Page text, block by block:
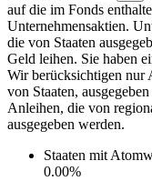
auf die im Fonds
Unternehmensaktien.
die von Staaten
Geld leihen. Sie haben
Wir berücksichtigen nur
von Staaten,
Anleihen, die von
ausgegeben werden.
Staaten mit
0.00%